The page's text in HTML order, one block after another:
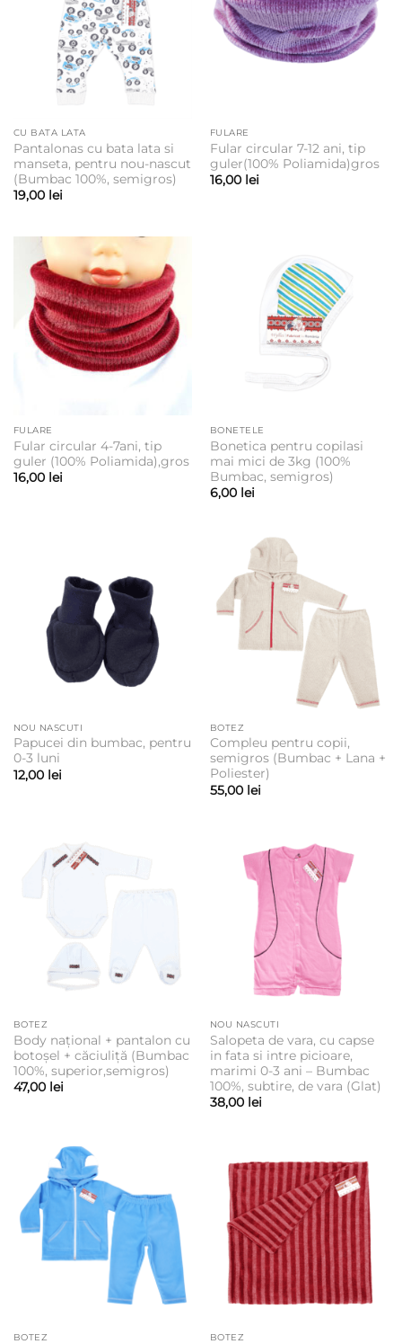
CU BATA LATA
Pantalonas cu bata lata si
manseta, pentru nou-nascut
(Bumbac 100%, semigros)
19,00 lei
FULARE
Fular circular 7-12 ani, tip
guler(100% Poliamida)gros
16,00 lei
FULARE
Fular circular 4-7ani, tip
guler (100% Poliamida),gros
16,00 lei
BONETELE
Bonetica pentru copilasi
mai mici de 3kg (100%
Bumbac, semigros)
6,00 lei
NOU NASCUTI
Papucei din bumbac, pentru
0-3 luni
12,00 lei
BOTEZ
Compleu pentru copii,
semigros (Bumbac + Lana +
Poliester)
55,00 lei
BOTEZ
Body național + pantalon cu
botoșel + căciuliță (Bumbac
100%, superior,semigros)
47,00 lei
NOU NASCUTI
Salopeta de vara, cu capse
in fata si intre picioare,
marimi 0-3 ani – Bumbac
100%, subtire, de vara (Glat)
38,00 lei
BOTEZ BOTEZ